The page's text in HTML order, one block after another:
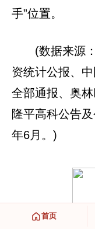
手”位置。
(数据来源
资统计公报、
全部通报、奥林
隆平高科公告
年6月。)
首页